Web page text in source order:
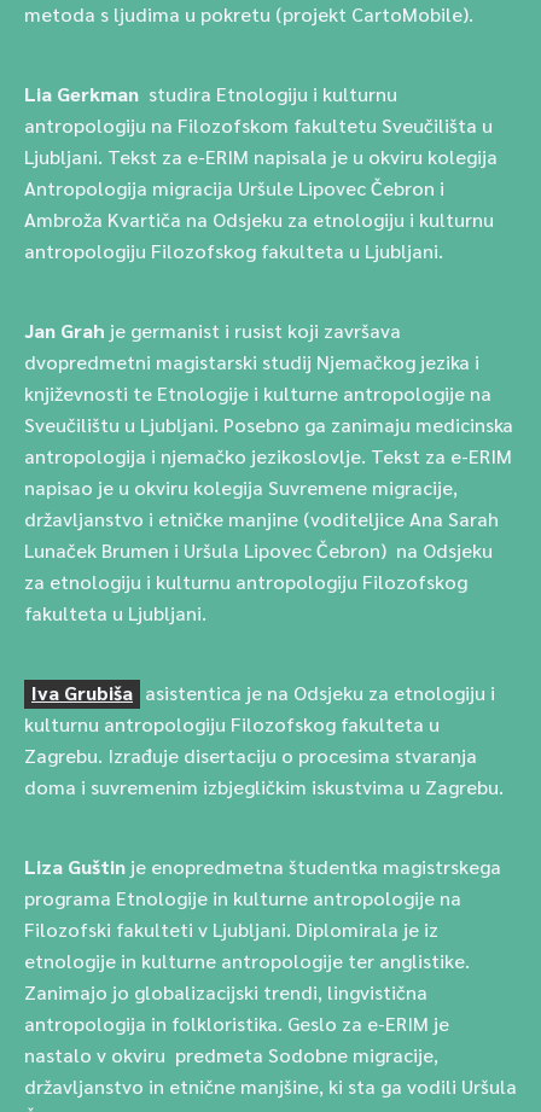
metoda s ljudima u pokretu (projekt CartoMobile).
Lia Gerkman studira Etnologiju i kulturnu
antropologiju na Filozofskom fakultetu Sveučilišta u
Ljubljani. Tekst za e-ERIM napisala je u okviru kolegija
Antropologija migracija Uršule Lipovec Čebron i
Ambroža Kvartiča na Odsjeku za etnologiju i kulturnu
antropologiju Filozofskog fakulteta u Ljubljani.
Jan Grah je germanist i rusist koji završava
dvopredmetni magistarski studij Njemačkog jezika i
književnosti te Etnologije i kulturne antropologije na
Sveučilištu u Ljubljani. Posebno ga zanimaju medicinska
antropologija i njemačko jezikoslovlje. Tekst za e-ERIM
napisao je u okviru kolegija Suvremene migracije,
državljanstvo i etničke manjine (voditeljice Ana Sarah
Lunaček Brumen i Uršula Lipovec Čebron) na Odsjeku
za etnologiju i kulturnu antropologiju Filozofskog
fakulteta u Ljubljani.
Iva Grubiša asistentica je na Odsjeku za etnologiju i
kulturnu antropologiju Filozofskog fakulteta u
Zagrebu. Izrađuje disertaciju o procesima stvaranja
doma i suvremenim izbjegličkim iskustvima u Zagrebu.
Liza Guštin je enopredmetna študentka magistrskega
programa Etnologije in kulturne antropologije na
Filozofski fakulteti v Ljubljani. Diplomirala je iz
etnologije in kulturne antropologije ter anglistike.
Zanimajo jo globalizacijski trendi, lingvistična
antropologija in folkloristika. Geslo za e-ERIM je
nastalo v okviru predmeta Sodobne migracije,
državljanstvo in etnične manjšine, ki sta ga vodili Uršula